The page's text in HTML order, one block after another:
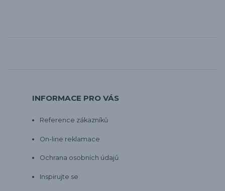
INFORMACE PRO VÁS
Reference zákazníků
On-line reklamace
Ochrana osobních údajů
Inspirujte se